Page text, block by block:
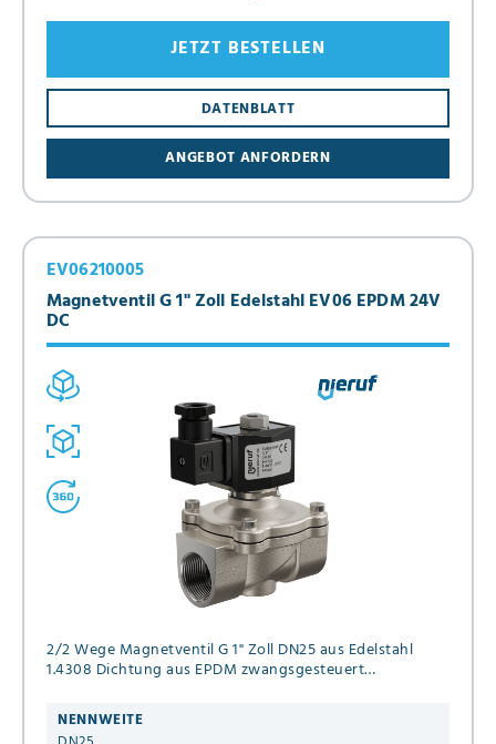
ANGEBOT ANFORDERN
DATENBLATT
JETZT BESTELLEN
Magnetventil G 1" Zoll Edelstahl EV06 EPDM 24V
DC
EV06210005
2/2 Wege Magnetventil G 1" Zoll DN25 aus Edelstahl
1.4308 Dichtung aus EPDM zwangsgesteuert
NENNWEITE